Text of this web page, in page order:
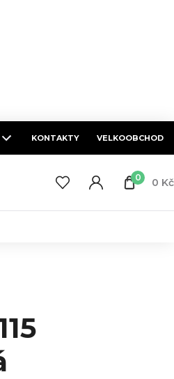
KONTAKTY VELKOOBCHOD
0 0 Kč